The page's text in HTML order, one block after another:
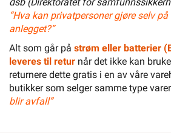
“Hva kan privatpersoner gjøre selv
anlegget?”
Alt som går på strøm eller batterier
leveres til retur når det ikke kan
returnere dette gratis i en av våre
butikker som selger samme type
blir avfall”